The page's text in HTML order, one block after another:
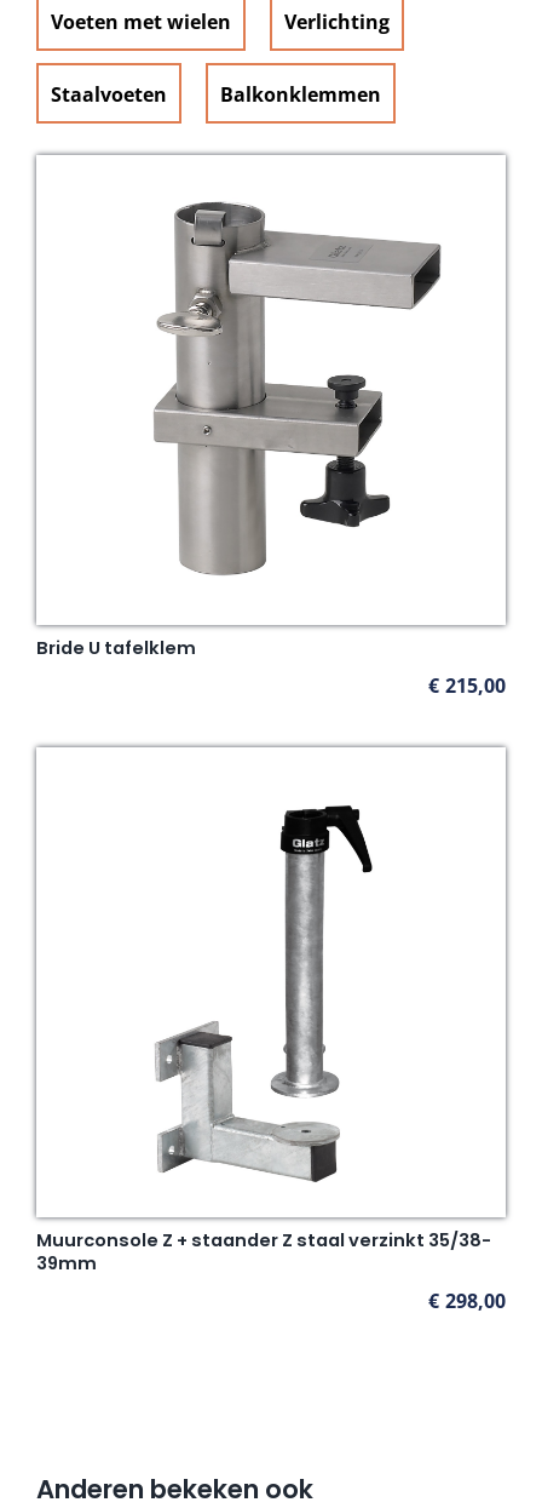
Voeten met wielen Verlichting
Staalvoeten Balkonklemmen
Bride U tafelklem
€ 215,00
Muurconsole Z + staander Z staal verzinkt 35/38-
39mm
€ 298,00
Anderen bekeken ook